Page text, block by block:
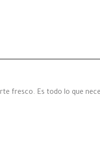
fresco. Es todo lo que